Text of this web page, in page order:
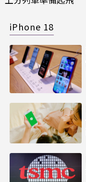
iPhone 18